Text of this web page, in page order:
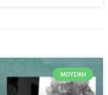
ΜΟΥΣΙΚΉ